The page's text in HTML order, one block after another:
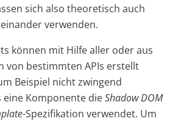
sich also theoretisch auch
verwenden.
können mit Hilfe aller oder aus
von bestimmten APIs erstellt
Beispiel nicht zwingend
eine Komponente dieShadow DOM
-Spezifikation verwendet. Um